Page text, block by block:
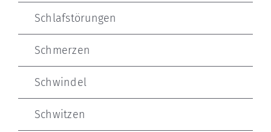
Schlafstörungen
Schmerzen
Schwindel
Schwitzen